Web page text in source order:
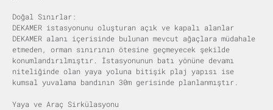
Doğal Sınırlar:
DEKAMER istasyonunu oluşturan açık ve kapalı alanlar
DEKAMER alanı içerisinde bulunan mevcut ağaçlara müdahale
etmeden, orman sınırının ötesine geçmeyecek şekilde
konumlandırılmıştır. İstasyonunun batı yönüne devamı
niteliğinde olan yaya yoluna bitişik plaj yapısı ise
kumsal yuvalama bandının 30m gerisinde planlanmıştır.
Yaya ve Araç Sirkülasyonu